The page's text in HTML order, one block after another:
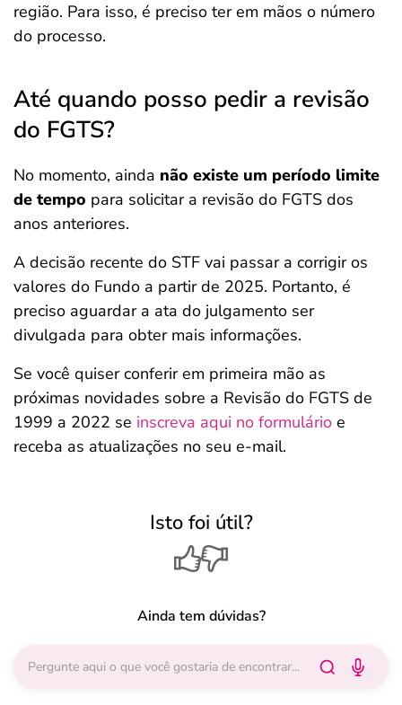
região. Para isso, é preciso ter em mãos o número
do processo.
Até quando posso pedir a revisão
do FGTS?
No momento, ainda não existe um período limite
de tempo para solicitar a revisão do FGTS dos
anos anteriores.
A decisão recente do STF vai passar a corrigir os
valores do Fundo a partir de 2025. Portanto, é
preciso aguardar a ata do julgamento ser
divulgada para obter mais informações.
Se você quiser conferir em primeira mão as
próximas novidades sobre a Revisão do FGTS de
1999 a 2022 se inscreva aqui no formulário e
receba as atualizações no seu e-mail.
Isto foi útil?
Ainda tem dúvidas?